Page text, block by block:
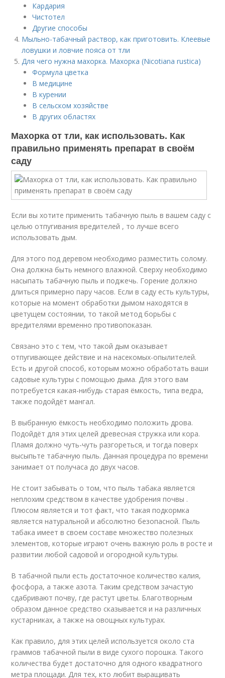
Кардария
Чистотел
Другие способы
Мыльно-табачный раствор, как приготовить. Клеевые
ловушки и ловчие пояса от тли
Для чего нужна махорка. Махорка (Nicotiana rustica)
Формула цветка
В медицине
В курении
В сельском хозяйстве
В других областях
Махорка от тли, как использовать. Как
правильно применять препарат в своём
саду
Если вы хотите применить табачную пыль в вашем саду с
целью отпугивания вредителей , то лучше всего
использовать дым.
Для этого под деревом необходимо разместить солому.
Она должна быть немного влажной. Сверху необходимо
насыпать табачную пыль и поджечь. Горение должно
длиться примерно пару часов. Если в саду есть культуры,
которые на момент обработки дымом находятся в
цветущем состоянии, то такой метод борьбы с
вредителями временно противопоказан.
Связано это с тем, что такой дым оказывает
отпугивающее действие и на насекомых-опылителей.
Есть и другой способ, которым можно обработать ваши
садовые культуры с помощью дыма. Для этого вам
потребуется какая-нибудь старая ёмкость, типа ведра,
также подойдёт мангал.
В выбранную ёмкость необходимо положить дрова.
Подойдёт для этих целей древесная стружка или кора.
Пламя должно чуть-чуть разгореться, и тогда поверх
высыпьте табачную пыль. Данная процедура по времени
занимает от получаса до двух часов.
Не стоит забывать о том, что пыль табака является
неплохим средством в качестве удобрения почвы .
Плюсом является и тот факт, что такая подкормка
является натуральной и абсолютно безопасной. Пыль
табака имеет в своем составе множество полезных
элементов, которые играют очень важную роль в росте и
развитии любой садовой и огородной культуры.
В табачной пыли есть достаточное количество калия,
фосфора, а также азота. Таким средством зачастую
сдабривают почву, где растут цветы. Благотворным
образом данное средство сказывается и на различных
кустарниках, а также на овощных культурах.
Как правило, для этих целей используется около ста
граммов табачной пыли в виде сухого порошка. Такого
количества будет достаточно для одного квадратного
метра площади. Для тех, кто любит выращивать